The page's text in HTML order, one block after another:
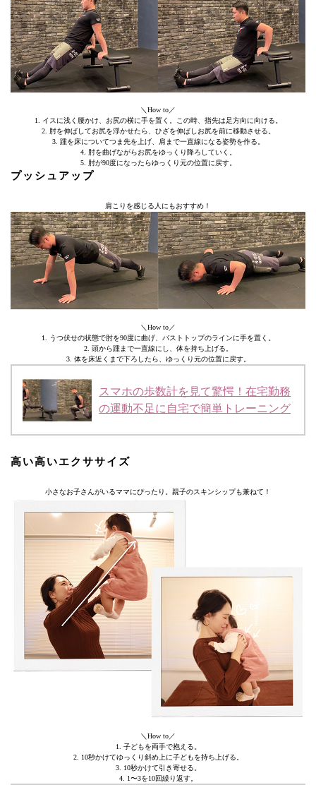
＼How to／
1. イスに浅く腰かけ、お尻の横に手を置く。この時、指先は足方向に向ける。
2. 肘を伸ばしてお尻を浮かせたら、ひざを伸ばしお尻を前に移動させる。
3. 踵を床についてつま先を上げ、肩まで一直線になる姿勢を作る。
4. 肘を曲げながらお尻をゆっくり降ろしていく。
5. 肘が90度になったらゆっくり元の位置に戻す。
プッシュアップ
肩こりを感じる人にもおすすめ！
＼How to／
1. うつ伏せの状態で肘を90度に曲げ、バストトップのラインに手を置く。
2. 頭から踵まで一直線にし、体を持ち上げる。
3. 体を床近くまで下ろしたら、ゆっくり元の位置に戻す。
スマホの歩数計を見て驚愕！在宅勤務
の運動不足に自宅で簡単トレーニング
高い高いエクササイズ
小さなお子さんがいるママにぴったり。親子のスキンシップも兼ねて！
＼How to／
1. 子どもを両手で抱える。
2. 10秒かけてゆっくり斜め上に子どもを持ち上げる。
3. 10秒かけて引き寄せる。
4. 1〜3を10回繰り返す。